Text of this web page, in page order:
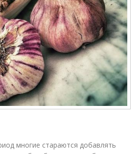
многие стараются добавлять